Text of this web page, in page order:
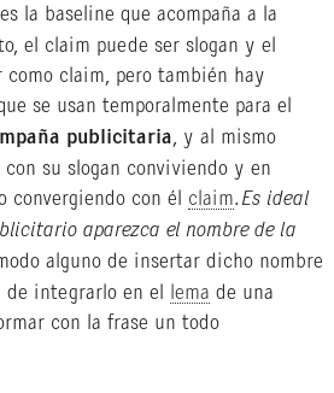
es la baseline que acompaña a la
el claim puede ser slogan y el
como claim, pero también hay
se usan temporalmente para el
publicitaria, y al mismo
su slogan conviviendo y en
convergiendo con él claim. Es ideal
aparezca el nombre de la
alguno de insertar dicho nombre
integrarlo en el
lema de una
con la frase un todo